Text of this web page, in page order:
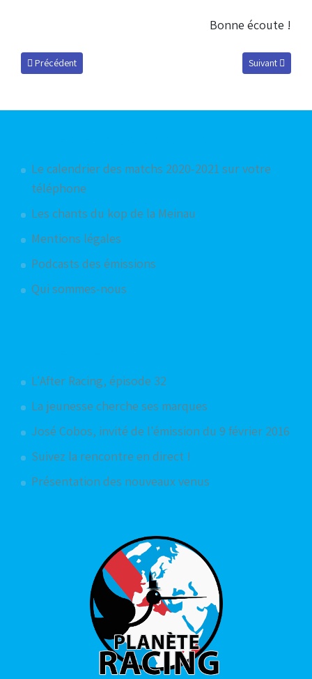
Bonne écoute !
Article précédent : Méga quiz Racing, saison 2017-2018 !
Précédent Article suivant :
Suivant
Le calendrier des matchs 2020-2021 sur votre
téléphone
Les chants du kop de la Meinau
Mentions légales
Podcasts des émissions
Qui sommes-nous
L'After Racing, épisode 32
La jeunesse cherche ses marques
José Cobos, invité de l'émission du 9 février 2016
Suivez la rencontre en direct !
Présentation des nouveaux venus